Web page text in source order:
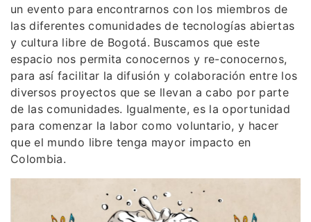
un evento para encontrarnos con los miembros de
las diferentes comunidades de tecnologías abiertas
y cultura libre de Bogotá. Buscamos que este
espacio nos permita conocernos y re-conocernos,
para así facilitar la difusión y colaboración entre los
diversos proyectos que se llevan a cabo por parte
de las comunidades. Igualmente, es la oportunidad
para comenzar la labor como voluntario, y hacer
que el mundo libre tenga mayor impacto en
Colombia.